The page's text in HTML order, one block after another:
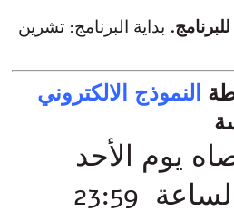
بداية البرنامج: تشرين
النموذج الالكتروني
يوم الأحد